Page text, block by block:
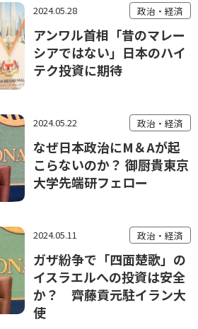
2024.05.28 政治・経済
アンワル首相「昔のマレー
シアではない」日本のハイ
テク投資に期待
2024.05.22 政治・経済
なぜ日本政治にM＆Aが起
こらないのか？ 御厨貴東京
大学先端研フェロー
2024.05.11 政治・経済
ガザ紛争で「四面楚歌」の
イスラエルへの投資は安全
か？ 齊藤貢元駐イラン大
使